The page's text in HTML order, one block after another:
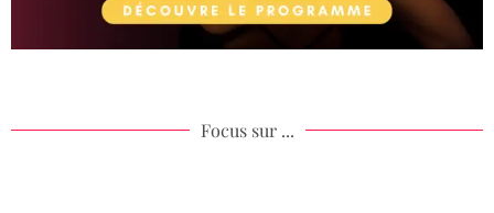
Focus sur ...